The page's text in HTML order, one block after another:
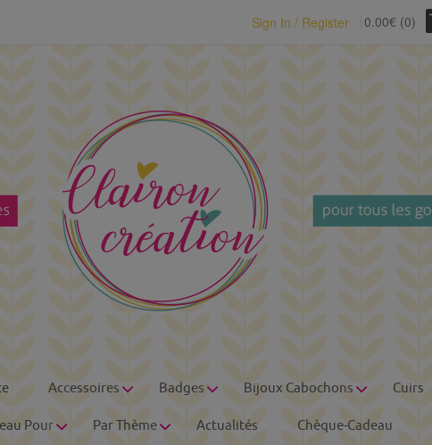
Sign In / Register 0.00€ (0)
Accessoires Badges Bijoux Cabochons Cuirs
Pour Par Thème Actualités Chèque-Cadeau